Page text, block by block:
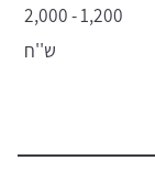
1,200 - 2,000
ש''ח